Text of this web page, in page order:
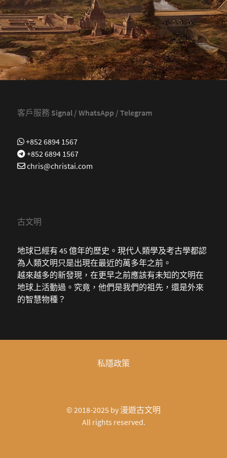
客戶服務 Signal / WhatsApp / Telegram
+852 6894 1567
+852 6894 1567
chris@christai.com
古文明
地球已經有 45 億年的歷史。現代人類學及考古學都認
為人類文明只是出現在最近的萬多年之前。
越來越多的新發現，在更早之前應該有未知的文明在
地球上活動過。究竟，他們是我們的祖先，還是外來
的智慧物種？
私隱政策
© 2018-2025 by 漫遊古文明
All rights reserved.